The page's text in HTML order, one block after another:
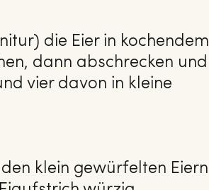
die Eier in kochendem
dann abschrecken und
vier davon in kleine
klein gewürfelten Eiern